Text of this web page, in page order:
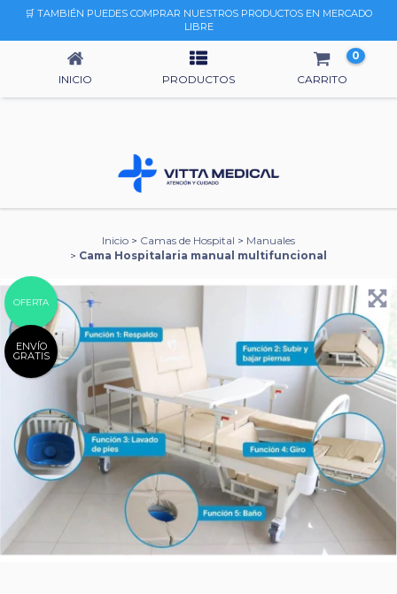
🛒 TAMBIÉN PUEDES COMPRAR NUESTROS PRODUCTOS EN MERCADO
LIBRE
CAMA HOSPITALARIA MANUAL MULTIFUNCIONAL
INICIO PRODUCTOS CARRITO
0
Inicio > Camas de Hospital > Manuales
> Cama Hospitalaria manual multifuncional
OFERTA
ENVÍO
GRATIS